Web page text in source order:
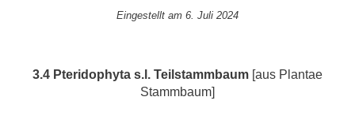
Eingestellt am 6. Juli 2024
3.4 Pteridophyta s.l. Teilstammbaum [aus Plantae
Stammbaum]